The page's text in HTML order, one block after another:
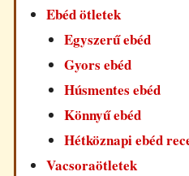
Ebéd ötletek
Egyszerű ebéd
Gyors ebéd
Húsmentes ebéd
Könnyű ebéd
Hétköznapi ebéd
Vacsoraötletek